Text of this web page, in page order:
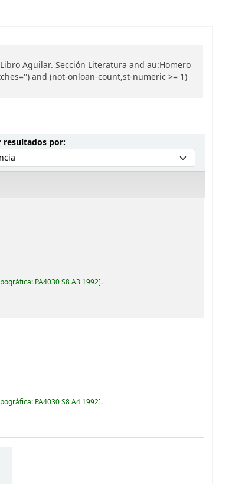
Aguilar. Sección Literatura and au:Homero
and (not-onloan-count,st-numeric >= 1)
resultados por:Ordenar por:
PA4030 S8 A3 1992 .
PA4030 S8 A4 1992 .